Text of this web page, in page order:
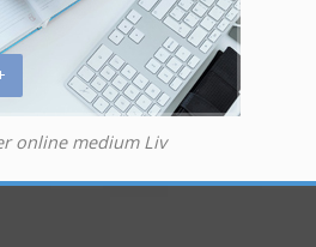
online medium Liv